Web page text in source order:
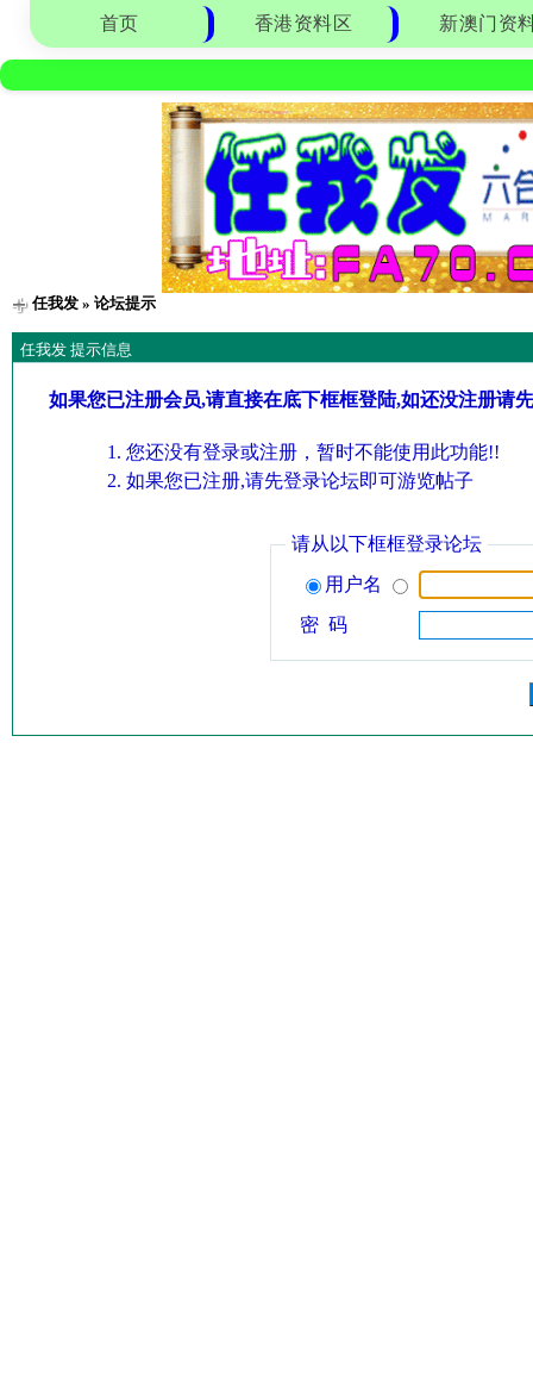
首页 香港资料区 新澳门资
任我发» 论坛提示
任我发 提示信息
如果您已注册会员,请直接在底下框框登陆,如还没注册请
您还没有登录或注册，暂时不能使用此功能!!
如果您已注册,请先登录论坛即可游览帖子
请从以下框框登录论坛
用户名
密 码